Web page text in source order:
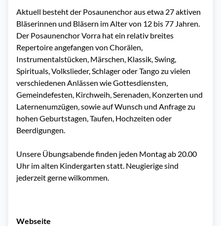
Aktuell besteht der Posaunenchor aus etwa 27 aktiven
Bläserinnen und Bläsern im Alter von 12 bis 77 Jahren.
Der Posaunenchor Vorra hat ein relativ breites
Repertoire angefangen von Chorälen,
Instrumentalstücken, Märschen, Klassik, Swing,
Spirituals, Volkslieder, Schlager oder Tango zu vielen
verschiedenen Anlässen wie Gottesdiensten,
Gemeindefesten, Kirchweih, Serenaden, Konzerten und
Laternenumzügen, sowie auf Wunsch und Anfrage zu
hohen Geburtstagen, Taufen, Hochzeiten oder
Beerdigungen.
Unsere Übungsabende finden jeden Montag ab 20.00
Uhr im alten Kindergarten statt. Neugierige sind
jederzeit gerne wilkommen.
Webseite